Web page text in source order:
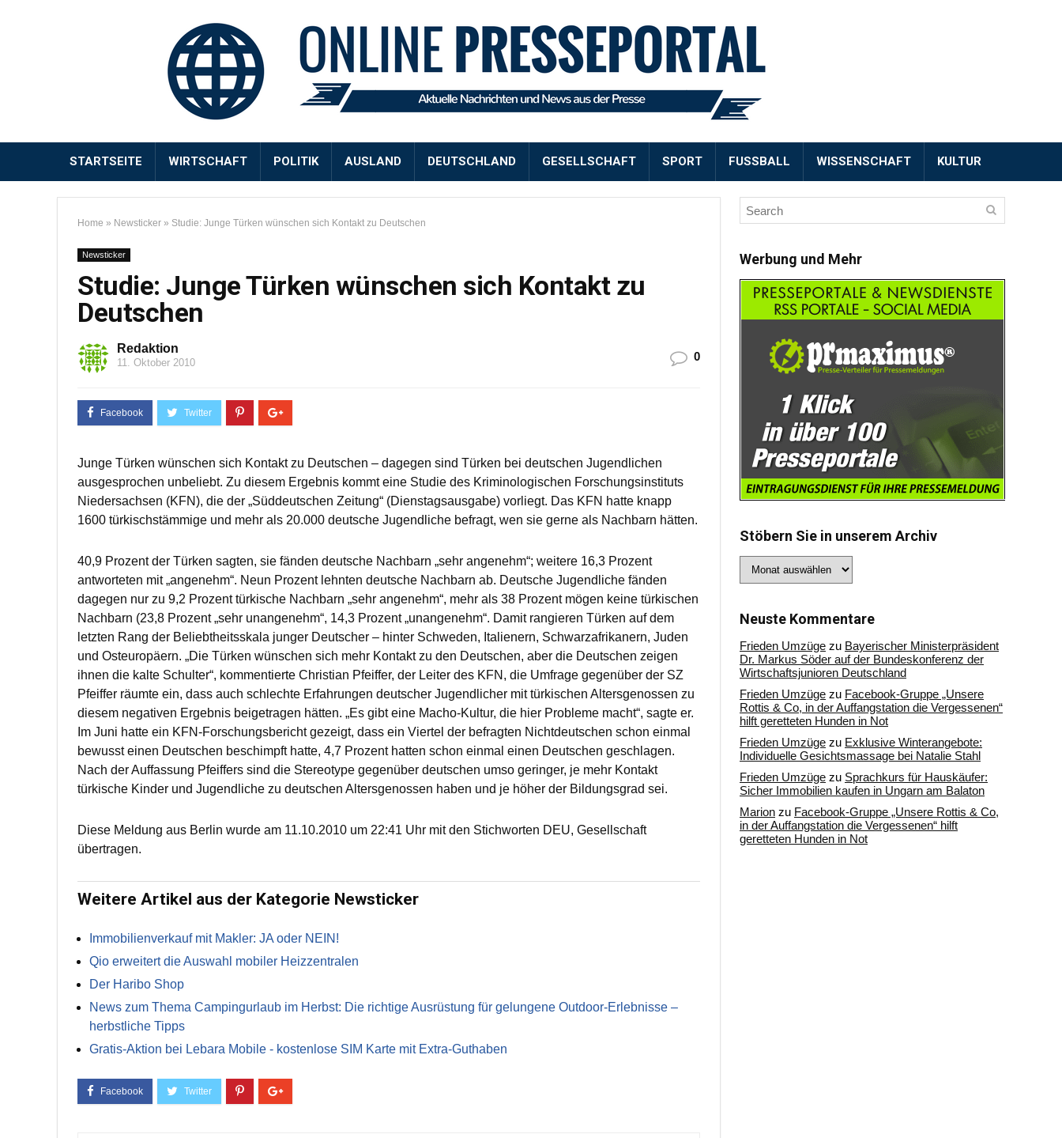
STARTSEITE WIRTSCHAFT POLITIK AUSLAND DEUTSCHLAND GESELLSCHAFT SPORT FUSSBALL WISSENSCHAFT KULTUR
Home » Newsticker » Studie: Junge Türken wünschen sich Kontakt zu Deutschen
Newsticker
Studie: Junge Türken wünschen sich Kontakt zu
Deutschen
Redaktion
11. Oktober 2010 0
Junge Türken wünschen sich Kontakt zu Deutschen – dagegen sind Türken bei deutschen Jugendlichen
ausgesprochen unbeliebt. Zu diesem Ergebnis kommt eine Studie des Kriminologischen Forschungsinstituts
Niedersachsen (KFN), die der „Süddeutschen Zeitung“ (Dienstagsausgabe) vorliegt. Das KFN hatte knapp
1600 türkischstämmige und mehr als 20.000 deutsche Jugendliche befragt, wen sie gerne als Nachbarn hätten.
40,9 Prozent der Türken sagten, sie fänden deutsche Nachbarn „sehr angenehm“; weitere 16,3 Prozent
antworteten mit „angenehm“. Neun Prozent lehnten deutsche Nachbarn ab. Deutsche Jugendliche fänden
dagegen nur zu 9,2 Prozent türkische Nachbarn „sehr angenehm“, mehr als 38 Prozent mögen keine türkischen
Nachbarn (23,8 Prozent „sehr unangenehm“, 14,3 Prozent „unangenehm“. Damit rangieren Türken auf dem
letzten Rang der Beliebtheitsskala junger Deutscher – hinter Schweden, Italienern, Schwarzafrikanern, Juden
und Osteuropäern. „Die Türken wünschen sich mehr Kontakt zu den Deutschen, aber die Deutschen zeigen
ihnen die kalte Schulter“, kommentierte Christian Pfeiffer, der Leiter des KFN, die Umfrage gegenüber der SZ
Pfeiffer räumte ein, dass auch schlechte Erfahrungen deutscher Jugendlicher mit türkischen Altersgenossen zu
diesem negativen Ergebnis beigetragen hätten. „Es gibt eine Macho-Kultur, die hier Probleme macht“, sagte er.
Im Juni hatte ein KFN-Forschungsbericht gezeigt, dass ein Viertel der befragten Nichtdeutschen schon einmal
bewusst einen Deutschen beschimpft hatte, 4,7 Prozent hatten schon einmal einen Deutschen geschlagen.
Nach der Auffassung Pfeiffers sind die Stereotype gegenüber deutschen umso geringer, je mehr Kontakt
türkische Kinder und Jugendliche zu deutschen Altersgenossen haben und je höher der Bildungsgrad sei.
Diese Meldung aus Berlin wurde am 11.10.2010 um 22:41 Uhr mit den Stichworten DEU, Gesellschaft
übertragen.
Weitere Artikel aus der Kategorie Newsticker
Immobilienverkauf mit Makler: JA oder NEIN!
Qio erweitert die Auswahl mobiler Heizzentralen
Der Haribo Shop
News zum Thema Campingurlaub im Herbst: Die richtige Ausrüstung für gelungene Outdoor-Erlebnisse –
herbstliche Tipps
Gratis-Aktion bei Lebara Mobile - kostenlose SIM Karte mit Extra-Guthaben
Werbung und Mehr
Stöbern Sie in unserem Archiv
Sie
Archiv
Neuste Kommentare
Frieden Umzüge zu Bayerischer Ministerpräsident
Dr. Markus Söder auf der Bundeskonferenz der
Wirtschaftsjunioren Deutschland
Frieden Umzüge zu Facebook-Gruppe „Unsere
Rottis & Co, in der Auffangstation die Vergessenen“
hilft geretteten Hunden in Not
Frieden Umzüge zu Exklusive Winterangebote:
Individuelle Gesichtsmassage bei Natalie Stahl
Frieden Umzüge zu Sprachkurs für Hauskäufer:
Sicher Immobilien kaufen in Ungarn am Balaton
Marion zu Facebook-Gruppe „Unsere Rottis & Co,
in der Auffangstation die Vergessenen“ hilft
geretteten Hunden in Not